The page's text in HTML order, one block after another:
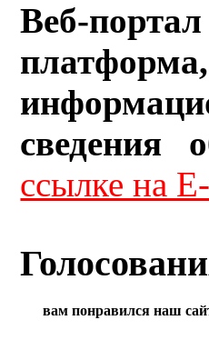
Веб-
сведения
ссылке на
вам понравился наш